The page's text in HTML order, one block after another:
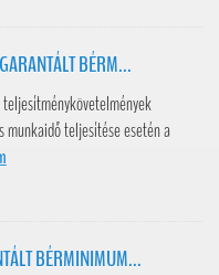
BÉRM...
munkaidő teljesítése esetén a
BÉRMINIMUM...